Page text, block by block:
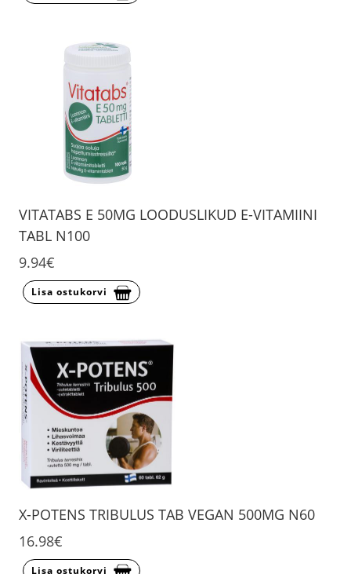
VITATABS E 50MG LOODUSLIKUD E-VITAMIINI
TABL N100
9.94€
Lisa ostukorvi
X-POTENS TRIBULUS TAB VEGAN 500MG N60
16.98€
Lisa ostukorvi